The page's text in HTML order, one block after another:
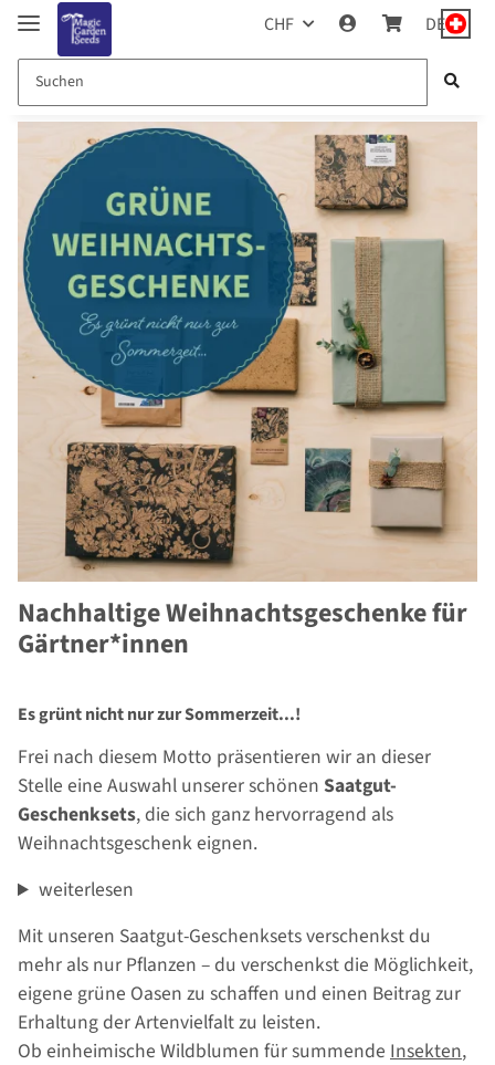
CHF DE
Nachhaltige Weihnachtsgeschenke für
Gärtner*innen
Es grünt nicht nur zur Sommerzeit...!
Frei nach diesem Motto präsentieren wir an dieser
Stelle eine Auswahl unserer schönen Saatgut-
Geschenksets, die sich ganz hervorragend als
Weihnachtsgeschenk eignen.
weiterlesen
Mit unseren Saatgut-Geschenksets verschenkst du
mehr als nur Pflanzen – du verschenkst die Möglichkeit,
eigene grüne Oasen zu schaffen und einen Beitrag zur
Erhaltung der Artenvielfalt zu leisten.
Ob einheimische Wildblumen für summende Insekten,